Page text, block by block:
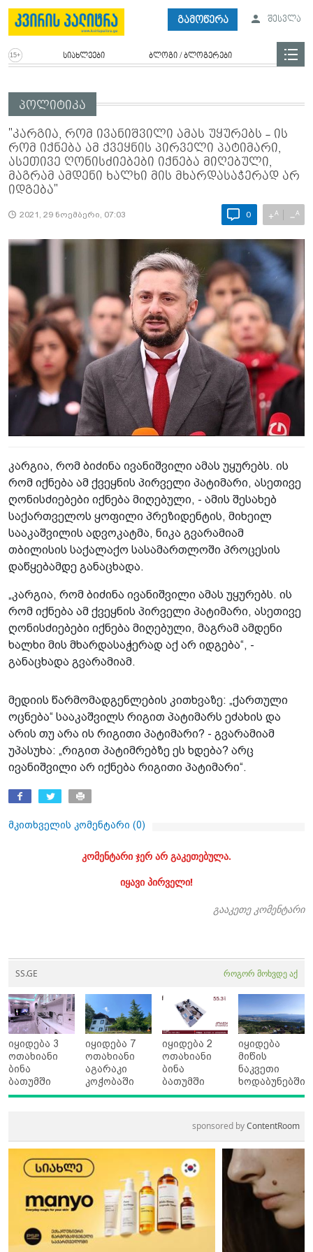
გამოწერა შესვლა
სიახლეები ბლოგი / ბლოგერები
პოლიტიკა
"კარგია, რომ ივანიშვილი ამას უყურებს - ის
რომ იქნება ამ ქვეყნის პირველი პატიმარი,
ასეთივე ღონისძიებები იქნება მიღებული,
მაგრამ ამდენი ხალხი მის მხარდასაჭერად არ
იდგება"
2021, 29 ნოემბერი, 07:03 0 +A −A
კარგია, რომ ბიძინა ივანიშვილი ამას უყურებს. ის
რომ იქნება ამ ქვეყნის პირველი პატიმარი, ასეთივე
ღონისძიებები იქნება მიღებული, - ამის შესახებ
საქართველოს ყოფილი პრეზიდენტის, მიხეილ
სააკაშვილის ადვოკატმა, ნიკა გვარამიამ
თბილისის საქალაქო სასამართლოში პროცესის
დაწყებამდე განაცხადა.
„კარგია, რომ ბიძინა ივანიშვილი ამას უყურებს. ის
რომ იქნება ამ ქვეყნის პირველი პატიმარი, ასეთივე
ღონისძიებები იქნება მიღებული, მაგრამ ამდენი
ხალხი მის მხარდასაჭერად აქ არ იდგება“, -
განაცხადა გვარამიამ.
მედიის წარმომადგენლების კითხვაზე: „ქართული
ოცნება“ სააკაშვილს რიგით პატიმარს ეძახის და
არის თუ არა ის რიგითი პატიმარი? - გვარამიამ
უპასუხა: „რიგით პატიმრებზე ეს ხდება? არც
ივანიშვილი არ იქნება რიგითი პატიმარი“.
მკითხველის კომენტარი (0)
კომენტარი ჯერ არ გაკეთებულა.
იყავი პირველი!
გააკეთე კომენტარი
SS.GE როგორ მოხვდე აქ
იყიდება 3
ოთახიანი
ბინა
ბათუმში
იყიდება 7
ოთახიანი
აგარაკი
კოჭობაში
იყიდება 2
ოთახიანი
ბინა
ბათუმში
იყიდება
მიწის
ნაკვეთი
ხოდაბუნებში
sponsored byContentRoom